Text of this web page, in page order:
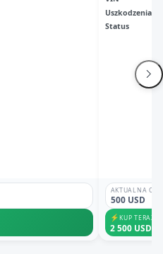
Uszkodzenia
Status
AKTUALNA
500 USD
⚡KUP TERAZ
2 500 USD